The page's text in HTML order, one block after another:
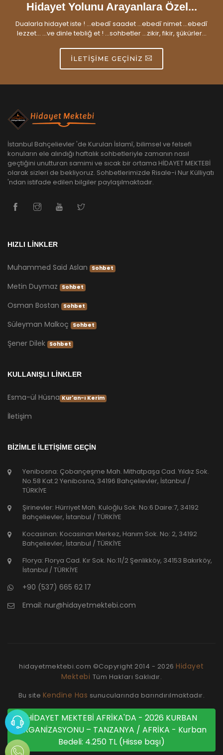
Hidayet Yolunu Arayanlara Özel...
Dualarla hidayet iste ! ...ebedî saadet ...ebedî nimet ...ebedî
lezzet... ...ve dinle tebliğ et ! ...sohbetler ...zikir, fikir, şükürler...
İLETIŞIME GEÇINIZ
İstanbul Bahçelievler 'de Kurulan İslamî, bilimsel ve felsefi
konuların ele alındığı haftalık sohbetleriyle zamanın nasıl
geçtiğini unutturan samimi ve sıcak bir ortama HİDAYET MEKTEBİ
olarak sizleri de bekliyoruz. Sohbetlerimizde Risale-i Nur Külliyatı
'ndan istifade edilen bilgiler paylaşılmaktadır.
HIZLI LİNKLER
Muhammed Said Aslan Sohbet
Metin Duymaz Sohbet
Osman Bostan Sohbet
Süleyman Malkoç Sohbet
Şener Dilek Sohbet
KULLANIŞLI LİNKLER
Esma-ül Hüsna Kur'an-ı Kerim
İletişim
BİZİMLE İLETİŞİME GEÇİN
Yenibosna: Çobançeşme Mah. Mithatpaşa Cad. Yıldız Sok.
No.58 Kat.2 Yenibosna, 34196 Bahçelievler, İstanbul /
TÜRKİYE
Şirinevler: Hürriyet Mah. Kuloğlu Sok. No:6 Daire:7, 34192
Bahçelievler, İstanbul / TÜRKİYE
Kocasinan: Kocasinan Merkez, Hanım Sok. No: 2, 34192
Bahçelievler, İstanbul / TÜRKİYE
Florya: Florya Cad. Kır Sok. No:11/2 Şenlikköy, 34153 Bakırköy,
İstanbul / TÜRKİYE
+90 (537) 665 62 17
Email: nur@hidayetmektebi.com
hidayetmektebi.com ©Copyright 2014 - 2026Hidayet
Mektebi Tüm Hakları Saklıdır.
Bu site Kendine Has sunucularında barındırılmaktadır.
HİDAYET MEKTEBİ AFRİKA'DA - 2026 KURBAN
ORGANİZASYONU – TANZANYA / AFRİKA - Kurban
Bedeli: 4.250 TL (Hisse başı)